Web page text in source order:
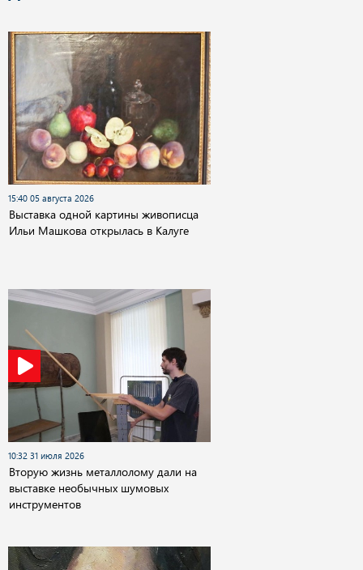
15:40 05 августа 2026
Выставка одной картины живописца
Ильи Машкова открылась в Калуге
10:32 31 июля 2026
Вторую жизнь металлолому дали на
выставке необычных шумовых
инструментов